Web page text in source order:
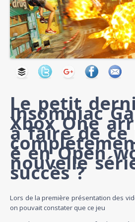
Le petit
Insomniac
Xbox One
à faire de ce
é en Open
nouvelle
succès ?
Lors de la première présentation des
on pouvait constater que ce jeu